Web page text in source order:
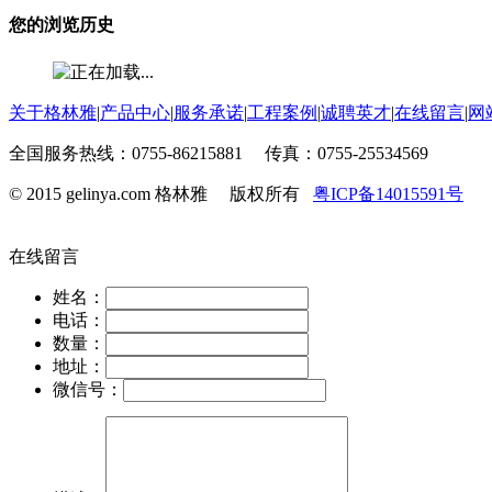
您的浏览历史
关于格林雅|产品中心|服务承诺|工程案例 |诚聘英才|在线留言|网
全国服务热线：0755-86215881 传真：0755-25534569
© 2015 gelinya.com 格林雅 版权所有 粤ICP备14015591号
在线留言
姓名：
电话：
数量：
地址：
微信号：